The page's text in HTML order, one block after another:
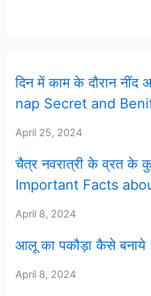
दिन में काम के दौरान
nap Secret and
April 25, 2024
चैत्र नवरात्री के व्रत के
Important Facts
April 8, 2024
आलू का पकौड़ा कैसे
April 8, 2024